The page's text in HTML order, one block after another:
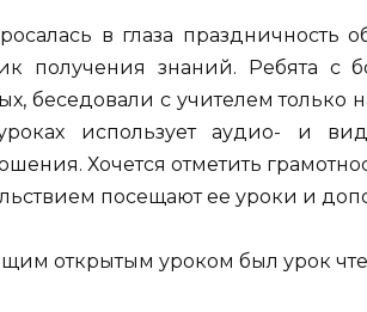
в глаза праздничность
получения знаний. Ребята с
беседовали с учителем
использует аудио- и
Хочется отметить
посещают ее уроки и
открытым уроком был урок